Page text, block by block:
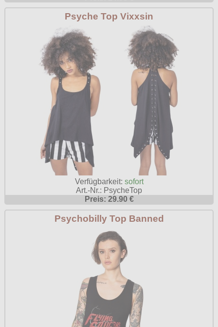
Psyche Top Vixxsin
Verfügbarkeit: sofort
Art.-Nr.: PsycheTop
Preis: 29.90 €
Psychobilly Top Banned